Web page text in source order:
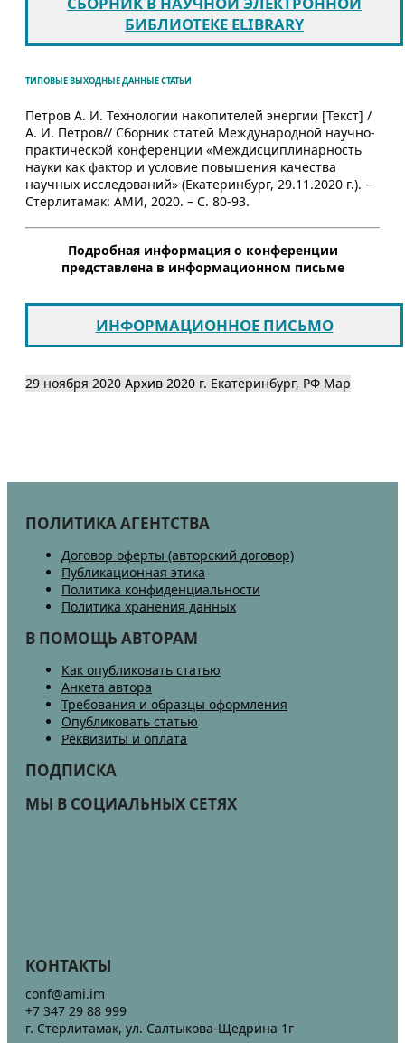
БИБЛИОТЕКЕ ELIBRARY
ТИПОВЫЕ ВЫХОДНЫЕ ДАННЫЕ СТАТЬИ
Петров А. И. Технологии накопителей энергии [Текст] /
А. И. Петров// Сборник статей Международной научно-
практической конференции «Междисциплинарность
науки как фактор и условие повышения качества
научных исследований» (Екатеринбург, 29.11.2020 г.). –
Стерлитамак: АМИ, 2020. – С. 80-93.
Подробная информация о конференции
представлена в информационном письме
ИНФОРМАЦИОННОЕ ПИСЬМО
29 ноября 2020 Архив 2020 г. Екатеринбург, РФ Map
ПОЛИТИКА АГЕНТСТВА
Договор оферты (авторский договор)
Публикационная этика
Политика конфиденциальности
Политика хранения данных
В ПОМОЩЬ АВТОРАМ
Как опубликовать статью
Анкета автора
Требования и образцы оформления
Опубликовать статью
Реквизиты и оплата
ПОДПИСКА
МЫ В СОЦИАЛЬНЫХ СЕТЯХ
КОНТАКТЫ
conf@ami.im
+7 347 29 88 999
г. Стерлитамак, ул. Салтыкова-Щедрина 1г